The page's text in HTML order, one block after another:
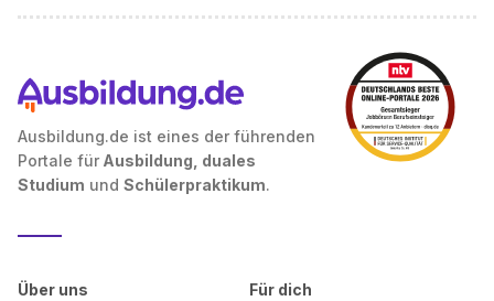
Ausbildung.de ist eines der führenden
Portale für Ausbildung, duales
Studium und Schülerpraktikum.
Über uns Für dich